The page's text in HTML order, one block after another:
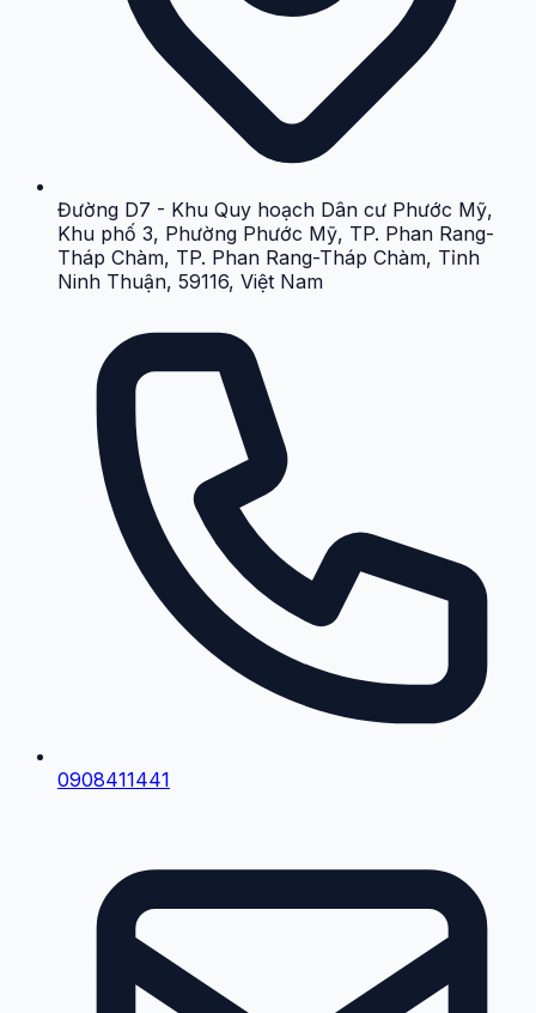
Đường D7 - Khu Quy hoạch Dân cư Phước Mỹ,
Khu phố 3, Phường Phước Mỹ, TP. Phan Rang-
Tháp Chàm, TP. Phan Rang-Tháp Chàm, Tỉnh
Ninh Thuận, 59116, Việt Nam
0908411441